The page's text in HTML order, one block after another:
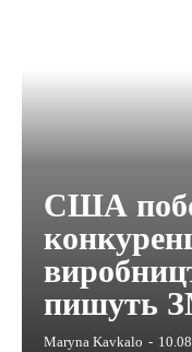
США
пишуть
Maryna Kavkalo -